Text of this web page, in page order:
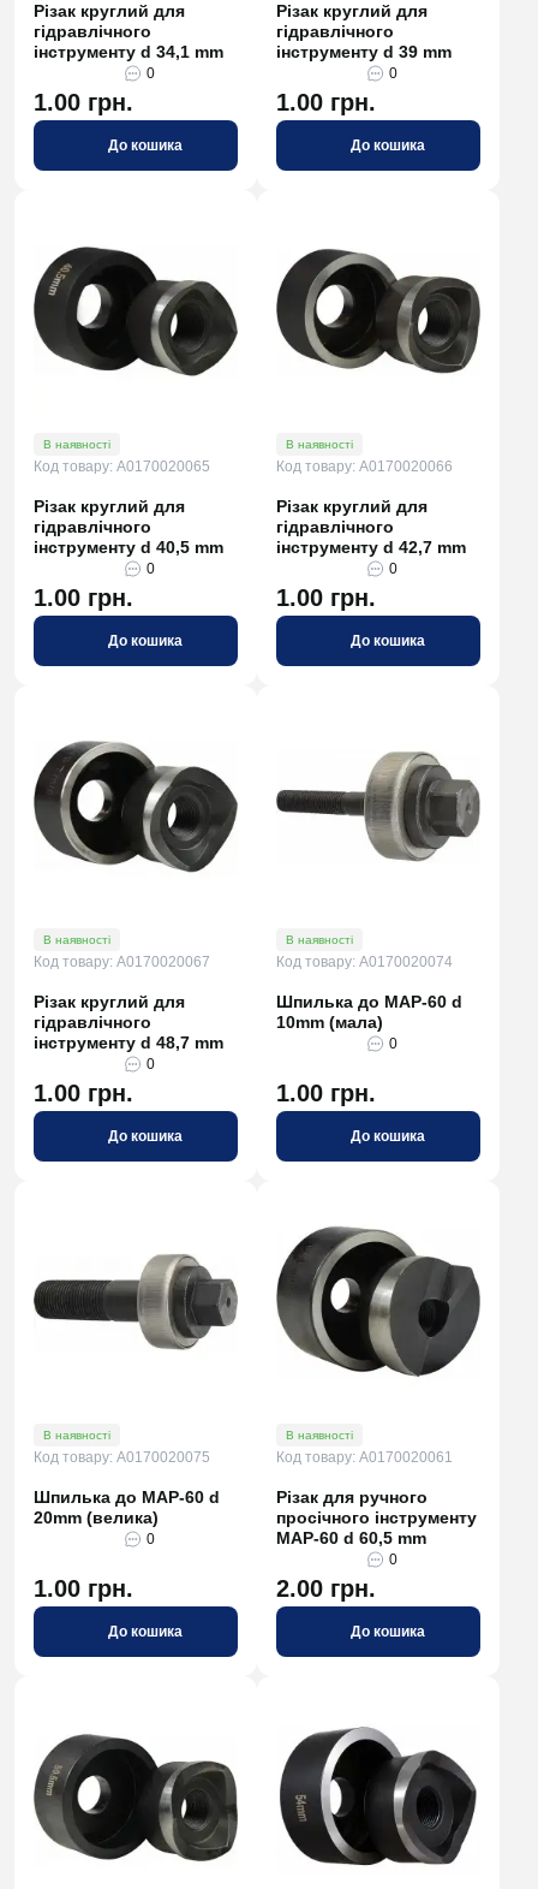
Різак круглий для
гідравлічного
інструменту d 34,1 mm
0
1.00 грн.
До кошика
Різак круглий для
гідравлічного
інструменту d 39 mm
0
1.00 грн.
До кошика
В наявності
Код товару: A0170020065
Різак круглий для
гідравлічного
інструменту d 40,5 mm
0
1.00 грн.
До кошика
В наявності
Код товару: A0170020066
Різак круглий для
гідравлічного
інструменту d 42,7 mm
0
1.00 грн.
До кошика
В наявності
Код товару: A0170020067
Різак круглий для
гідравлічного
інструменту d 48,7 mm
0
1.00 грн.
До кошика
В наявності
Код товару: A0170020074
Шпилька до MAP-60 d
10mm (мала)
0
1.00 грн.
До кошика
В наявності
Код товару: A0170020075
Шпилька до MAP-60 d
20mm (велика)
0
1.00 грн.
До кошика
В наявності
Код товару: A0170020061
Різак для ручного
просічного інструменту
МАР-60 d 60,5 mm
0
2.00 грн.
До кошика